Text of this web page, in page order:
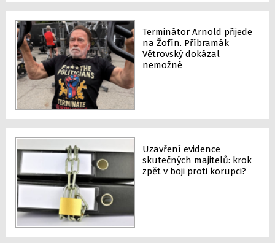
Terminátor Arnold přijede
na Žofín. Příbramák
Větrovský dokázal
nemožné
Uzavření evidence
skutečných majitelů: krok
zpět v boji proti korupci?